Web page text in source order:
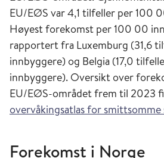
EU/EØS var 4,1 tilfeller per 100
Høyest forekomst per 100 00
rapportert fra Luxemburg (31,6
innbyggere) og Belgia (17,0
innbyggere). Oversikt over
EU/EØS-området frem til 2023
overvåkingsatlas for
Forekomst i Norge